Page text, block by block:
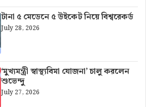
টানা ৫ মেডেনে ৫ উইকেট নিয়ে বিশ্বরেকর্ড
July 28, 2026
‘মুখ্যমন্ত্রী স্বাস্থ্যবিমা যোজনা’ চালু করলেন
শুভেন্দু
July 27, 2026